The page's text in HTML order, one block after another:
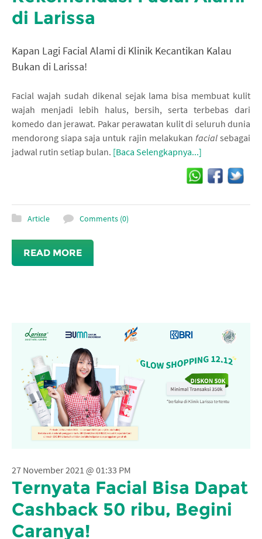
di Larissa
Kapan Lagi Facial Alami di Klinik Kecantikan Kalau
Bukan di Larissa!
Facial wajah sudah dikenal sejak lama bisa membuat kulit
wajah menjadi lebih halus, bersih, serta terbebas dari
komedo dan jerawat. Pakar perawatan kulit di seluruh dunia
mendorong siapa saja untuk rajin melakukan facialsebagai
jadwal rutin setiap bulan. [Baca Selengkapnya...]
Article Comments (0)
READ MORE
27 November 2021 @ 01:33 PM
Ternyata Facial Bisa Dapat
Cashback 50 ribu, Begini
Caranya!